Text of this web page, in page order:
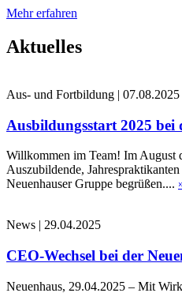
Mehr erfahren
Aktuelles
Aus- und Fortbildung | 07.08.2025
Ausbildungsstart 2025 bei
Willkommen im Team! Im August
Auszubildende,
Neuenhauser Gruppe begrüßen....
News | 29.04.2025
CEO-Wechsel bei der
Neuenhaus, 29.04.2025 – Mit